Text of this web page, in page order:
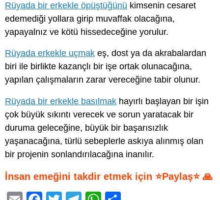
Rüyada bir erkekle öpüştüğünü kimsenin cesaret
edemediği yollara girip muvaffak olacağına,
yapayalnız ve kötü hissedeceğine yorulur.
Rüyada erkekle uçmak eş, dost ya da akrabalardan
biri ile birlikte kazançlı bir işe ortak olunacağına,
yapılan çalışmaların zarar vereceğine tabir olunur.
Rüyada bir erkekle basılmak hayırlı başlayan bir işin
çok büyük sıkıntı verecek ve sorun yaratacak bir
duruma geleceğine, büyük bir başarısızlık
yaşanacağına, türlü sebeplerle askıya alınmış olan
bir projenin sonlandırılacağına inanılır.
İnsan emeğini takdir etmek için ⭐Paylaş⭐ 🙏